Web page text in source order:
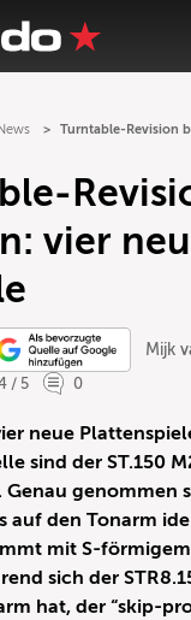
Turntable-Revision
vier
Mijk
/ 5 0
neue
sind der ST.150
Genau genommen
auf den Tonarm
mit S-
sich der
hat, der “skip-